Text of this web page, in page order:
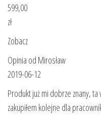
599,00
zł
Zobacz
Opinia od Mirosław
2019-06-12
Produkt już mi dobrze znany,
zakupiłem kolejne dla